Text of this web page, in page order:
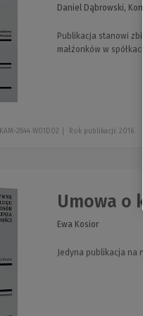
Daniel Dąbrowski,
Publikacja stanowi
małżonków w
KAM-2844 W01D02 Rok publikacji: 2016
Umowa o
Ewa Kosior
Jedyna publikacja